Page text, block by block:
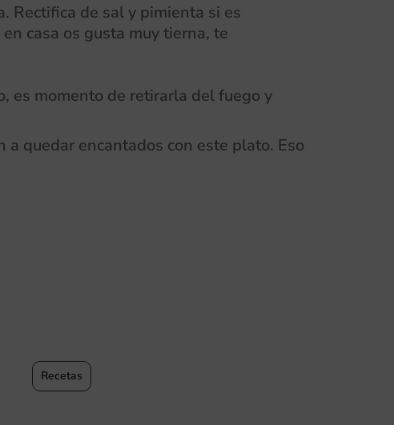
Rectifica de sal y pimienta si es
casa os gusta muy tierna, te
es momento de retirarla del fuego y
a quedar encantados con este plato. Eso
Recetas